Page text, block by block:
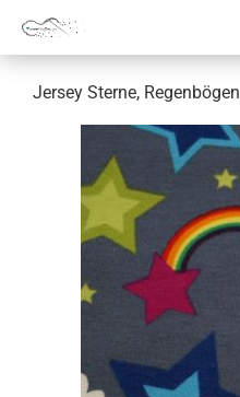
Jersey Sterne, Regenbögen